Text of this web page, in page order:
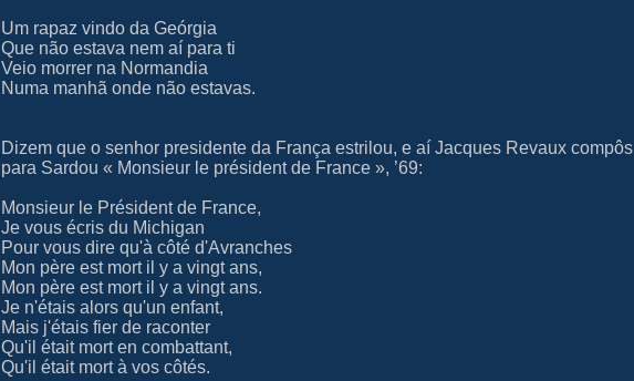
Um rapaz vindo da Geórgia
Que não estava nem aí para ti
Veio morrer na Normandia
Numa manhã onde não estavas.
Dizem que o senhor presidente da França estrilou, e aí Jacques Revaux compôs
para Sardou « Monsieur le président de France », ’69:
Monsieur le Président de France,
Je vous écris du Michigan
Pour vous dire qu'à côté d'Avranches
Mon père est mort il y a vingt ans,
Mon père est mort il y a vingt ans.
Je n'étais alors qu'un enfant,
Mais j'étais fier de raconter
Qu'il était mort en combattant,
Qu'il était mort à vos côtés.